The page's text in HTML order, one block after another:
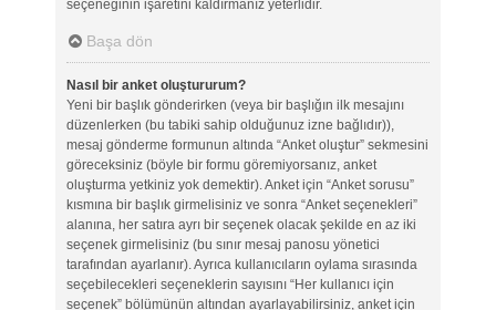
seçeneğinin işaretini kaldırmanız yeterlidir.
Başa dön
Nasıl bir anket oluştururum?
Yeni bir başlık gönderirken (veya bir başlığın ilk mesajını
düzenlerken (bu tabiki sahip olduğunuz izne bağlıdır)),
mesaj gönderme formunun altında “Anket oluştur” sekmesini
göreceksiniz (böyle bir formu göremiyorsanız, anket
oluşturma yetkiniz yok demektir). Anket için “Anket sorusu”
kısmına bir başlık girmelisiniz ve sonra “Anket seçenekleri”
alanına, her satıra ayrı bir seçenek olacak şekilde en az iki
seçenek girmelisiniz (bu sınır mesaj panosu yönetici
tarafından ayarlanır). Ayrıca kullanıcıların oylama sırasında
seçebilecekleri seçeneklerin sayısını “Her kullanıcı için
seçenek” bölümünün altından ayarlayabilirsiniz, anket için